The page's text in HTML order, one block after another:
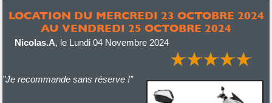
LOCATION DU MERCREDI 23 OCTOBRE 2024
AU VENDREDI 25 OCTOBRE 2024
Nicolas.A, le Lundi 04 Novembre 2024
"Je recommande sans réserve !”